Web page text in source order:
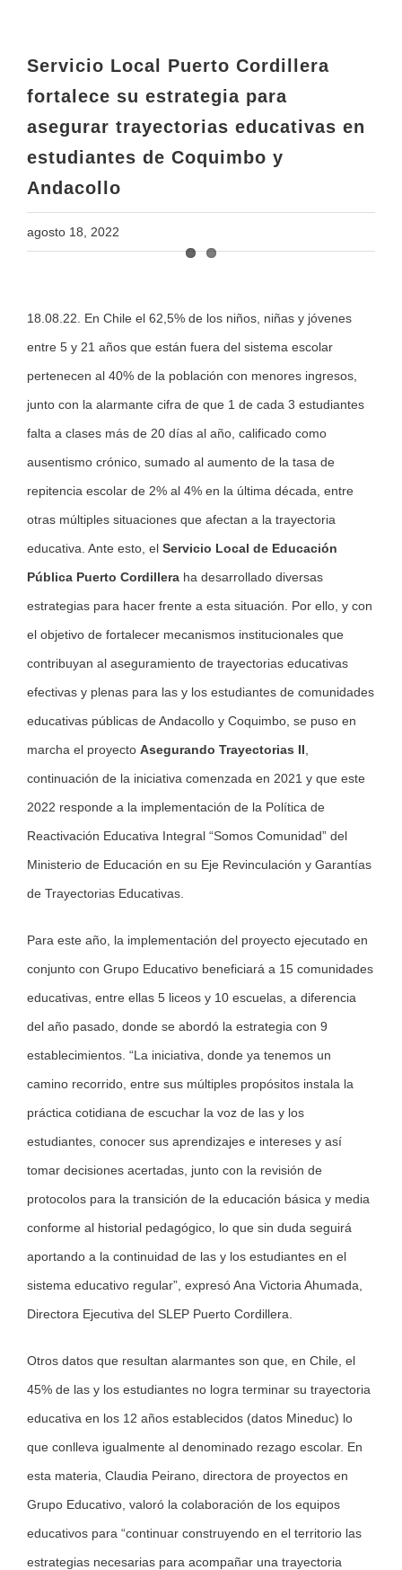
Servicio Local Puerto Cordillera
fortalece su estrategia para
asegurar trayectorias educativas en
estudiantes de Coquimbo y
Andacollo
agosto 18, 2022
Larger
Image
18.08.22. En Chile el 62,5% de los niños, niñas y jóvenes
entre 5 y 21 años que están fuera del sistema escolar
pertenecen al 40% de la población con menores ingresos,
junto con la alarmante cifra de que 1 de cada 3 estudiantes
falta a clases más de 20 días al año, calificado como
ausentismo crónico, sumado al aumento de la tasa de
repitencia escolar de 2% al 4% en la última década, entre
otras múltiples situaciones que afectan a la trayectoria
educativa. Ante esto, el Servicio Local de Educación
Pública Puerto Cordillera ha desarrollado diversas
estrategias para hacer frente a esta situación. Por ello, y con
el objetivo de fortalecer mecanismos institucionales que
contribuyan al aseguramiento de trayectorias educativas
efectivas y plenas para las y los estudiantes de comunidades
educativas públicas de Andacollo y Coquimbo, se puso en
marcha el proyecto Asegurando Trayectorias II
continuación de la iniciativa comenzada en 2021 y que este
2022 responde a la implementación de la Política de
Reactivación Educativa Integral “Somos Comunidad” del
Ministerio de Educación en su Eje Revinculación y Garantías
de Trayectorias Educativas.
Para este año, la implementación del proyecto ejecutado en
conjunto con Grupo Educativo beneficiará a 15 comunidades
educativas, entre ellas 5 liceos y 10 escuelas, a diferencia
del año pasado, donde se abordó la estrategia con 9
establecimientos. “La iniciativa, donde ya tenemos un
camino recorrido, entre sus múltiples propósitos instala la
práctica cotidiana de escuchar la voz de las y los
estudiantes, conocer sus aprendizajes e intereses y así
tomar decisiones acertadas, junto con la revisión de
protocolos para la transición de la educación básica y media
conforme al historial pedagógico, lo que sin duda seguirá
aportando a la continuidad de las y los estudiantes en el
sistema educativo regular”, expresó Ana Victoria Ahumada,
Directora Ejecutiva del SLEP Puerto Cordillera.
Otros datos que resultan alarmantes son que, en Chile, el
45% de las y los estudiantes no logra terminar su trayectoria
educativa en los 12 años establecidos (datos Mineduc) lo
que conlleva igualmente al denominado rezago escolar. En
esta materia, Claudia Peirano, directora de proyectos en
Grupo Educativo, valoró la colaboración de los equipos
educativos para “continuar construyendo en el territorio las
estrategias necesarias para acompañar una trayectoria